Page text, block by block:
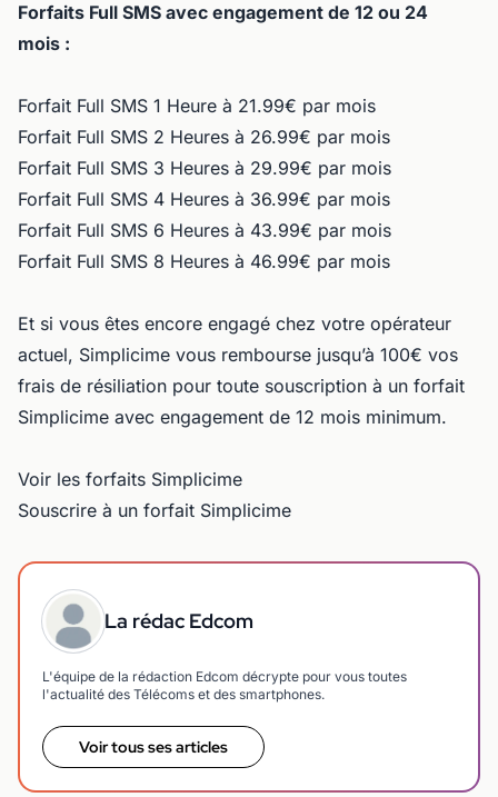
Forfaits Full SMS avec engagement de 12 ou 24
mois :
Forfait Full SMS 1 Heure à 21.99€ par mois
Forfait Full SMS 2 Heures à 26.99€ par mois
Forfait Full SMS 3 Heures à 29.99€ par mois
Forfait Full SMS 4 Heures à 36.99€ par mois
Forfait Full SMS 6 Heures à 43.99€ par mois
Forfait Full SMS 8 Heures à 46.99€ par mois
Et si vous êtes encore engagé chez votre opérateur
actuel, Simplicime vous rembourse jusqu’à 100€ vos
frais de résiliation pour toute souscription à un forfait
Simplicime avec engagement de 12 mois minimum.
Voir les forfaits Simplicime
Souscrire à un forfait Simplicime
La rédac Edcom
L'équipe de la rédaction Edcom décrypte pour vous toutes
l'actualité des Télécoms et des smartphones.
Voir tous ses articles